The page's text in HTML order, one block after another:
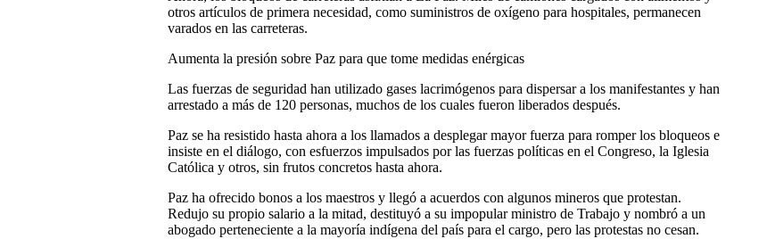
otros artículos de primera necesidad, como suministros de oxígeno para hospitales, permanecen
varados en las carreteras.
Aumenta la presión sobre Paz para que tome medidas enérgicas
Las fuerzas de seguridad han utilizado gases lacrimógenos para dispersar a los manifestantes y han
arrestado a más de 120 personas, muchos de los cuales fueron liberados después.
Paz se ha resistido hasta ahora a los llamados a desplegar mayor fuerza para romper los bloqueos e
insiste en el diálogo, con esfuerzos impulsados por las fuerzas políticas en el Congreso, la Iglesia
Católica y otros, sin frutos concretos hasta ahora.
Paz ha ofrecido bonos a los maestros y llegó a acuerdos con algunos mineros que protestan.
Redujo su propio salario a la mitad, destituyó a su impopular ministro de Trabajo y nombró a un
abogado perteneciente a la mayoría indígena del país para el cargo, pero las protestas no cesan.